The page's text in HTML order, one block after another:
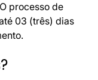
processo de
03 (três) dias